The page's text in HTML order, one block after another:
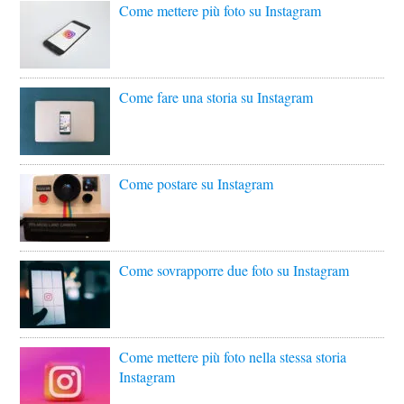
Come mettere più foto su Instagram
Come fare una storia su Instagram
Come postare su Instagram
Come sovrapporre due foto su Instagram
Come mettere più foto nella stessa storia
Instagram